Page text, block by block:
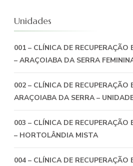
Unidades
001 – CLÍNICA DE RECUPERAÇÃO
– ARAÇOIABA DA SERRA
002 – CLÍNICA DE RECUPERAÇÃO
ARAÇOIABA DA SERRA –
003 – CLÍNICA DE RECUPERAÇÃO
– HORTOLÂNDIA MISTA
004 – CLÍNICA DE RECUPERAÇÃO